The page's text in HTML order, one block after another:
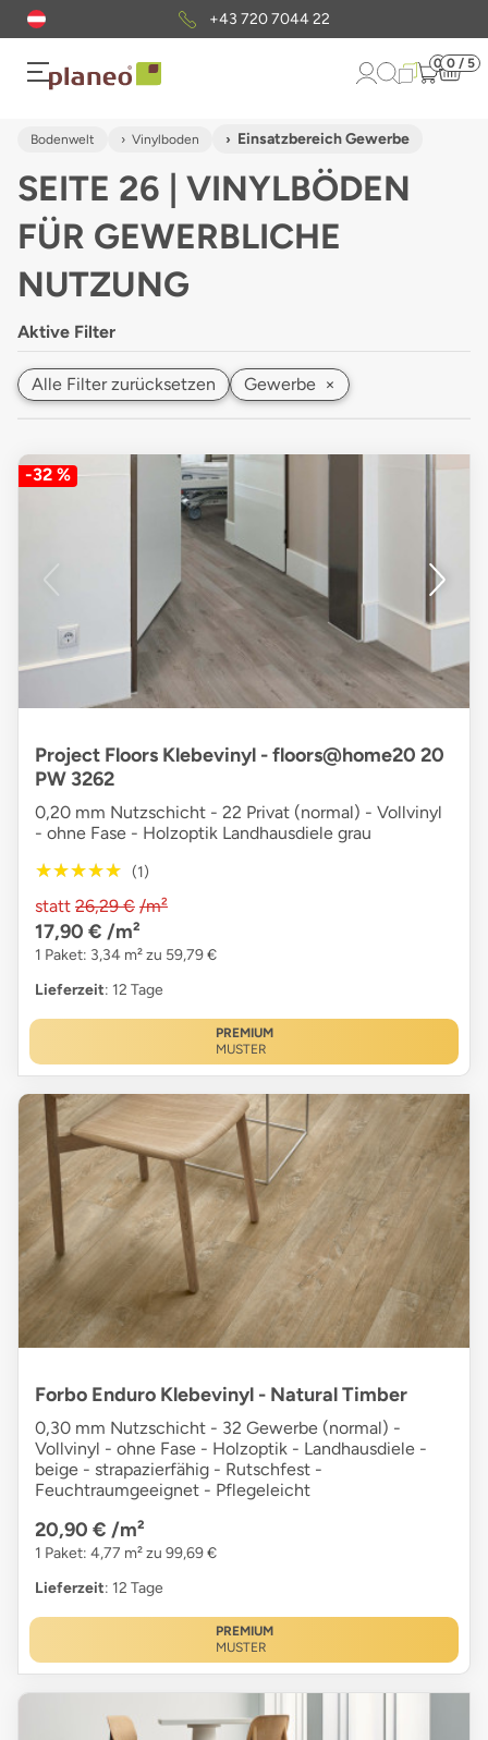
KostenloserMusterversand
0 0 / 5
Bodenwelt Vinylboden Einsatzbereich Gewerbe
SEITE 26 | VINYLBÖDEN
FÜR GEWERBLICHE
NUTZUNG
Aktive Filter
Alle Filter zurücksetzen Gewerbe ×
-32 %
Project Floors Klebevinyl - floors@home20 20
PW 3262
0,20 mm Nutzschicht - 22 Privat (normal) - Vollvinyl
- ohne Fase - Holzoptik Landhausdiele grau
★★★★★
★★★★★ (1)
statt 26,29 € /m²
17,90 € /m²
1 Paket: 3,34 m² zu 59,79 €
Lieferzeit: 12 Tage
PREMIUM
MUSTER
Forbo Enduro Klebevinyl - Natural Timber
0,30 mm Nutzschicht - 32 Gewerbe (normal) -
Vollvinyl - ohne Fase - Holzoptik - Landhausdiele -
beige - strapazierfähig - Rutschfest -
Feuchtraumgeeignet - Pflegeleicht
20,90 € /m²
1 Paket: 4,77 m² zu 99,69 €
Lieferzeit: 12 Tage
PREMIUM
MUSTER